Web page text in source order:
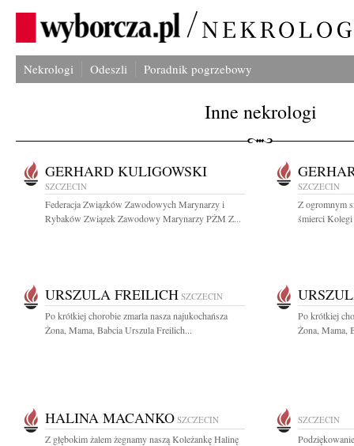
Nekrologi Odeszli Poradnik pogrzebowy
Inne nekrologi
GERHARD KULIGOWSKI
SZCZECIN
Federacja Związków Zawodowych Marynarzy i
Rybaków Związek Zawodowy Marynarzy PŻM Z...
SZCZECIN
Z ogromnym
śmierci
URSZULA FREILICH SZCZECIN
Po krótkiej chorobie zmarla nasza najukochańsza
Żona, Mama, Babcia Urszula Freilich...
Po krótkiej
Żona, Mama,
HALINA MACANKO SZCZECIN
Z głębokim żalem żegnamy naszą Koleżankę Halinę
SZCZECIN